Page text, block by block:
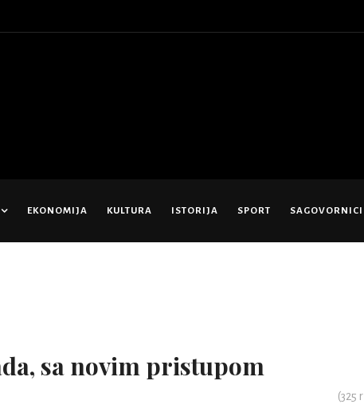
EKONOMIJA KULTURA ISTORIJA SPORT SAGOVORNICI
sa novim pristupom
(325